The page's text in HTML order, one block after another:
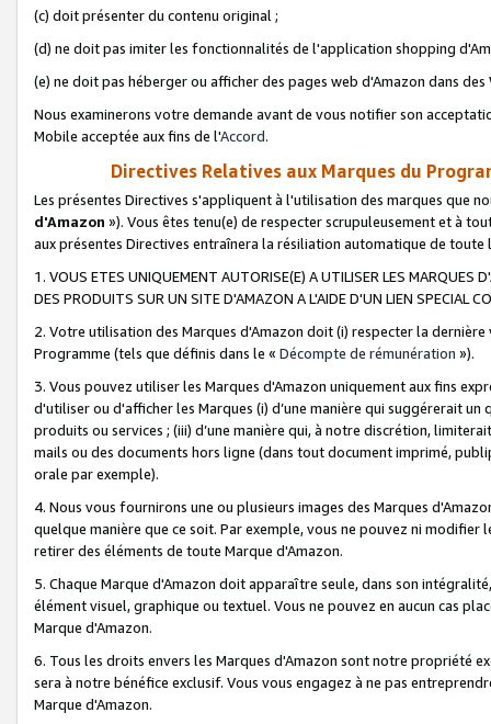
(c) doit présenter du contenu original ;
(d) ne doit pas imiter les fonctionnalités de l'application shopping
(e) ne doit pas héberger ou afficher des pages web d'Amazon dans
Nous examinerons votre demande avant de vous notifier son
Mobile acceptée aux fins de l'Accord.
Directives Relatives aux Marques du
Les présentes Directives s'appliquent à l'utilisation des marques que
d'Amazon »). Vous êtes tenu(e) de respecter scrupuleusement et à
aux présentes Directives entraînera la résiliation automatique de
1. VOUS ETES UNIQUEMENT AUTORISE(E) A UTILISER LES MARQUES
DES PRODUITS SUR UN SITE D'AMAZON A L'AIDE D'UN LIEN SPECIAL
2. Votre utilisation des Marques d'Amazon doit (i) respecter la
Programme (tels que définis dans le « Décompte de rémunération »).
3. Vous pouvez utiliser les Marques d'Amazon uniquement aux fins
d'utiliser ou d'afficher les Marques (i) d’une manière qui suggérerait
produits ou services ; (iii) d’une manière qui, à notre discrétion,
mails ou des documents hors ligne (dans tout document imprimé,
orale par exemple).
4. Nous vous fournirons une ou plusieurs images des Marques
quelque manière que ce soit. Par exemple, vous ne pouvez ni
retirer des éléments de toute Marque d'Amazon.
5. Chaque Marque d'Amazon doit apparaître seule, dans son
élément visuel, graphique ou textuel. Vous ne pouvez en aucun cas
Marque d'Amazon.
6. Tous les droits envers les Marques d'Amazon sont notre propriété
sera à notre bénéfice exclusif. Vous vous engagez à ne pas
Marque d'Amazon.